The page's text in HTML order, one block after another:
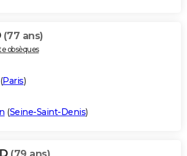
(77 ans)
obsèques
(Paris)
(Seine-Saint-Denis)